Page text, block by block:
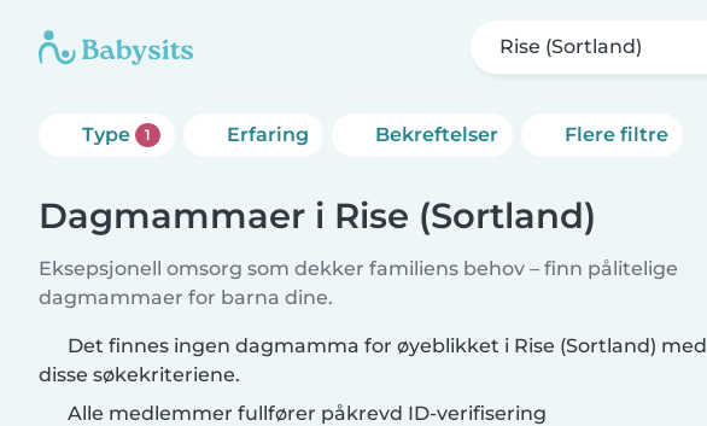
Rise (Sortland)
Type 1 Erfaring Bekreftelser Flere filtre
Dagmammaer i Rise (Sortland)
Eksepsjonell omsorg som dekker familiens behov – finn pålitelige
dagmammaer for barna dine.
Det finnes ingen dagmamma for øyeblikket i Rise (Sortland) med
disse søkekriteriene.
Alle medlemmer fullfører påkrevd ID-verifisering